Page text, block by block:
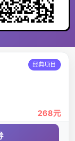
经典项目
268元